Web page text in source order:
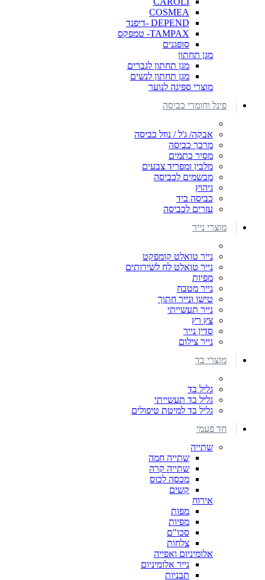
COSMEA
DEPEND -דיפנד
TAMPAX- טמפקס
סופגנים
מגן תחתון
מגן תחתון לגברים
מגן תחתון לנשים
מוצרי ספיגה לנוער
פינל וחומרי כביסה
אבקה/ ג'ל / נוזל כביסה
מרכך כביסה
מסיר כתמים
מלבין ומפריד צבעים
מבשמים לכביסה
גיהוץ
כביסה ביד
עזרים לכביסה
מוצרי נייר
נייר טואלט קומפקט
נייר טואלט לח לשירותים
מפיות
נייר מטבח
טישו ונייר חתוך
נייר תעשייתי
צץ רץ
סדין נייר
נייר צילום
מוצרי בד
גליל בד
גליל בד תעשייתי
גליל בד למיטת טיפולים
חד פעמי
שתייה
שתייה חמה
שתייה קרה
מכסה לכוס
קשים
אירוח
מפות
מפיות
סכו"ם
צלחות
אלומיניום ואפייה
נייר אלומיניום
תבניות